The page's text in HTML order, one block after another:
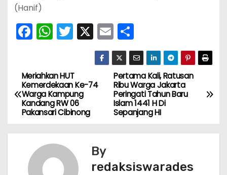
(Hanif)
F
a
e
b
o
o
k
W
h
ts
A
p
p
T
w
er
X E
m
ai
l
S
h
ar
e
N
a
Pertama Kali, Ratusan
Ribu Warga Jakarta
Peringati Tahun Baru
Islam 1441 H Di
Sepanjang HI
Meriahkan HUT
Kemerdekaan Ke-74
Warga Kampung
Kandang RW 06
Pakansari Cibinong
By
redaksiswarades